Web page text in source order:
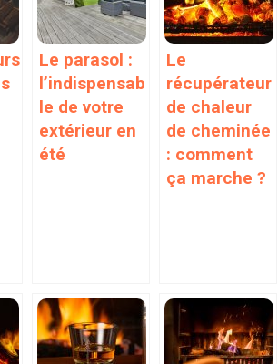
Le parasol :
l’indispensab
le de votre
extérieur en
été
Le
récupérateur
de chaleur
de cheminée
: comment
ça marche ?